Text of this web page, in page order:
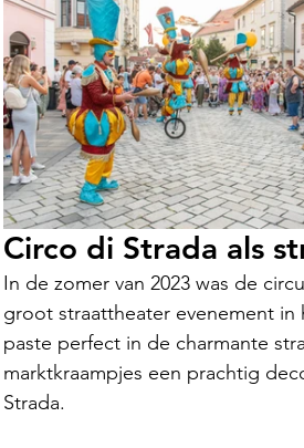
Circo di Strada als
In de zomer van 2023 was de
groot straattheater evenement
paste perfect in de charmante
marktkraampjes een prachtig
Strada.